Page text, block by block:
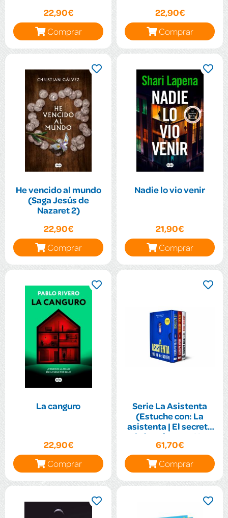
22,90€
Comprar
22,90€
Comprar
He vencido al mundo
(Saga Jesús de
Nazaret 2)
22,90€
Comprar
Nadie lo vio venir
21,90€
Comprar
La canguro
22,90€
Comprar
Serie La Asistenta
(Estuche con: La
asistenta | El secreto
de la asistenta | La
61,70€
Comprar